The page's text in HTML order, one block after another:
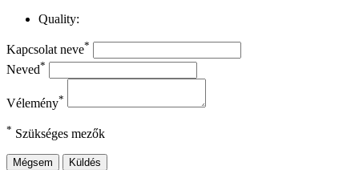
Quality:
Kapcsolat neve*
Neved*
Vélemény*
* Szükséges mezők
Mégsem Küldés